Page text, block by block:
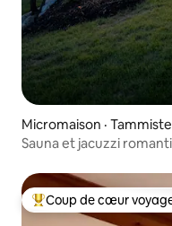
Micromaison · Tammiste
Sauna et jacuzzi
Coup de cœur
Coup de cœur